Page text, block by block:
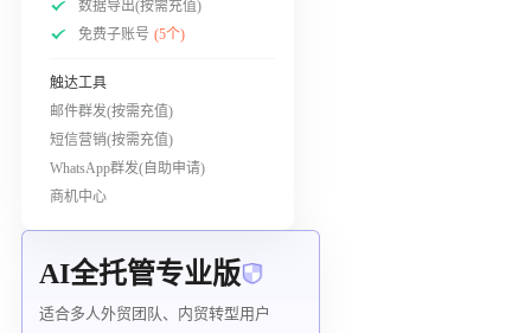
数据导出(按需充值)
免费子账号 (5个)
触达工具
邮件群发(按需充值)
短信营销(按需充值)
WhatsApp群发(自助申请)
商机中心
AI全托管专业版
适合多人外贸团队、内贸转型用户